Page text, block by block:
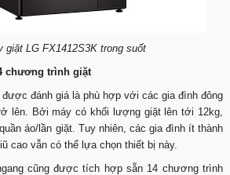
giặt LG FX1412S3K trong suốt
chương trình giặt
được đánh giá là phù hợp với các gia đình đông
lên. Bởi máy có khối lượng giặt lên tới 12kg,
áo/lần giặt. Tuy nhiên, các gia đình ít thành
cao vẫn có thể lựa chọn thiết bị này.
cũng được tích hợp sẵn 14 chương trình